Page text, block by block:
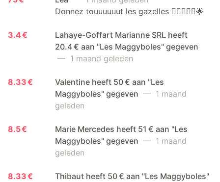
Donnez touuuuuut les gazelles 🤸🏼‍♀️❤️‍🔥🌟
3.4 €
Lahaye-Goffart Marianne SRL heeft
20.4 € aan "Les Maggyboles" gegeven
— 1 maand geleden
8.33 €
Valentine heeft 50 € aan "Les
Maggyboles" gegeven — 1 maand
geleden
8.5 €
Marie Mercedes heeft 51 € aan "Les
Maggyboles" gegeven — 1 maand
geleden
8.33 €
Thibaut heeft 50 € aan "Les Maggyboles"